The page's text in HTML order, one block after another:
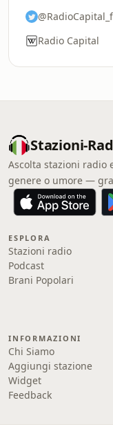
Radio Capital
Stazioni-
Ascolta stazioni radio
genere o umore —
ESPLORA
Stazioni radio
Podcast
Brani Popolari
INFORMAZIONI
Chi Siamo
Aggiungi stazione
Widget
Feedback